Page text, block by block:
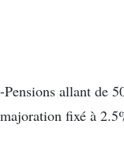
-Pensions allant de
majoration fixé à